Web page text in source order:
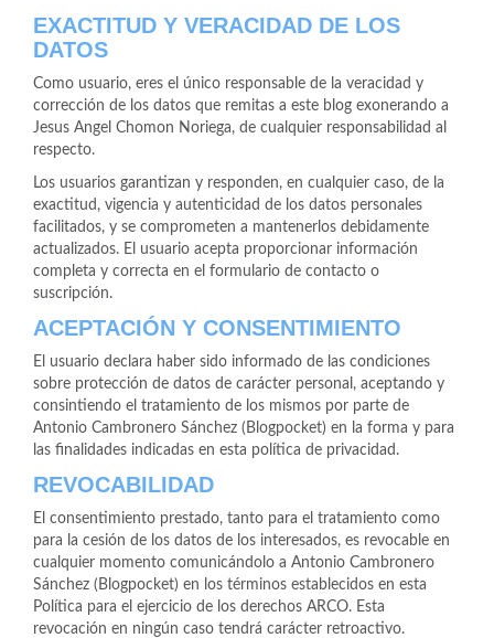
EXACTITUD Y VERACIDAD DE LOS
DATOS
Como usuario, eres el único responsable de la veracidad y
corrección de los datos que remitas a este blog exonerando a
Jesus Angel Chomon Noriega, de cualquier responsabilidad al
respecto.
Los usuarios garantizan y responden, en cualquier caso, de la
exactitud, vigencia y autenticidad de los datos personales
facilitados, y se comprometen a mantenerlos debidamente
actualizados. El usuario acepta proporcionar información
completa y correcta en el formulario de contacto o
suscripción.
ACEPTACIÓN Y CONSENTIMIENTO
El usuario declara haber sido informado de las condiciones
sobre protección de datos de carácter personal, aceptando y
consintiendo el tratamiento de los mismos por parte de
Antonio Cambronero Sánchez (Blogpocket) en la forma y para
las finalidades indicadas en esta política de privacidad.
REVOCABILIDAD
El consentimiento prestado, tanto para el tratamiento como
para la cesión de los datos de los interesados, es revocable en
cualquier momento comunicándolo a Antonio Cambronero
Sánchez (Blogpocket) en los términos establecidos en esta
Política para el ejercicio de los derechos ARCO. Esta
revocación en ningún caso tendrá carácter retroactivo.